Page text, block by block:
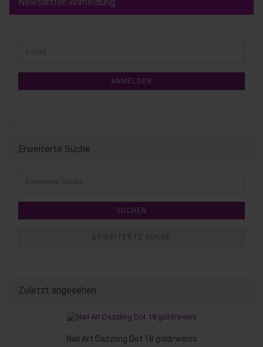
ANMELDEN
Erweiterte Suche
SUCHEN
ERWEITERTE SUCHE
Zuletzt angesehen
Nail Art Dazzling Dot 18 gold/weiss